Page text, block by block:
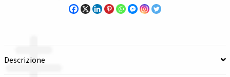
Tutte le categorie dei prodotti
Descrizione